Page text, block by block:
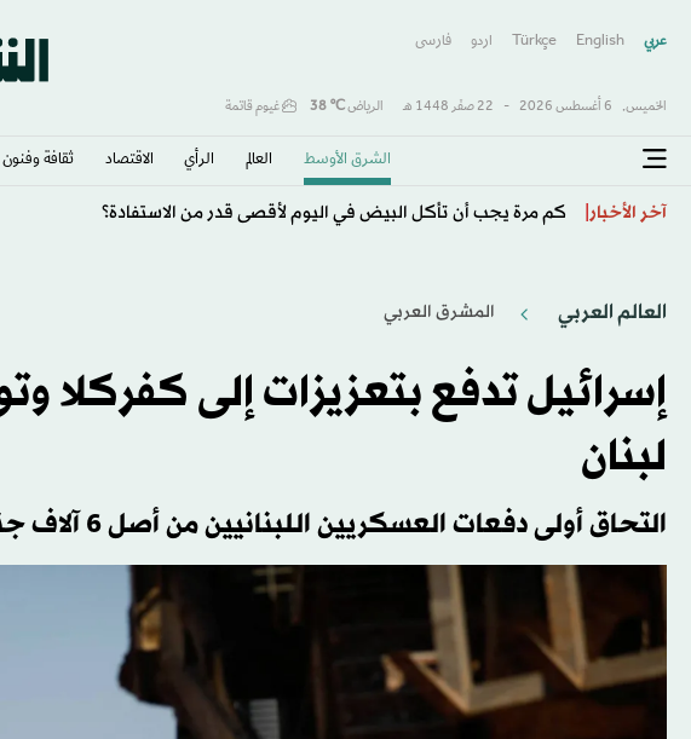
عربي English
Türkçe اردو فارسى
الخميس, 6 أغسطس 2026 - 22 صفَر 1448 هـ الرياض℃
38 غيوم قاتمة
الشرق الأوسط​ العالم الرأي الاقتصاد ثقافة وفنون
آخر الأخبار محمد صلاح يبدأ فصلاً جديداً في مسيرته الأسطورية
العالم العربي المشرق العربي
إسرائيل تدفع بتعزيزات إلى
لبنان
التحاق أولى دفعات العسكريين اللبنانيين من أصل 6 آلاف جندي للانتشار في المنطقة